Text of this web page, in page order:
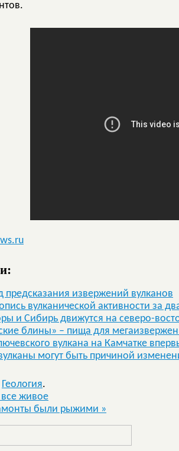
предсказания извержений вулканов
вулканической активности за
и Сибирь движутся на северо-
блины» – пища для
вулкана на Камчатке
могут быть причиной
Геология.
все живое
были рыжими »